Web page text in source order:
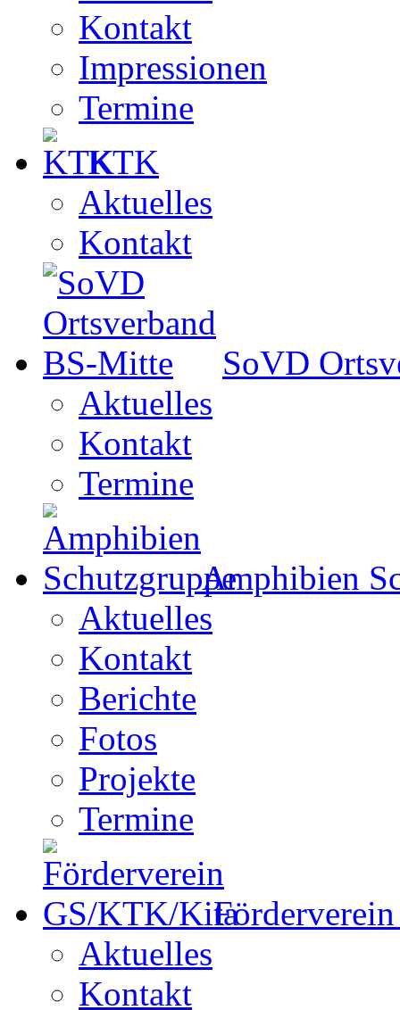
Kontakt
Impressionen
Termine
KTK
Aktuelles
Kontakt
SoVD
Aktuelles
Kontakt
Termine
Amphibien
Aktuelles
Kontakt
Berichte
Fotos
Projekte
Termine
Aktuelles
Kontakt